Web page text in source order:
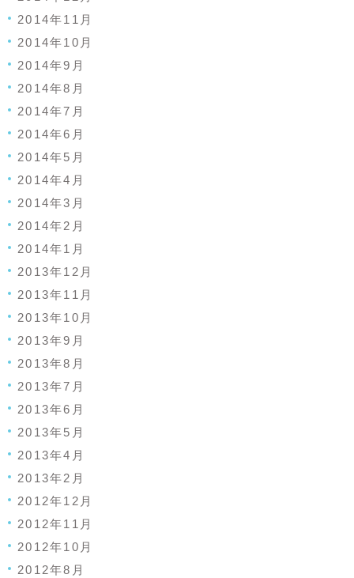
2014年11月
2014年10月
2014年9月
2014年8月
2014年7月
2014年6月
2014年5月
2014年4月
2014年3月
2014年2月
2014年1月
2013年12月
2013年11月
2013年10月
2013年9月
2013年8月
2013年7月
2013年6月
2013年5月
2013年4月
2013年2月
2012年12月
2012年11月
2012年10月
2012年8月